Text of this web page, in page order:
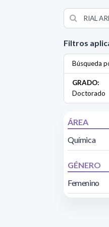
Filtros
Búsqueda
GRADO:
Doctorado
ÁREA
Química
GÉNERO
Femenino